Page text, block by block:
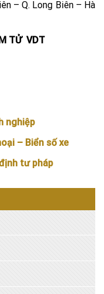
– Q. Long Biên – Hà
TỬ VDT
nghiệp
– Biển số xe
tư pháp